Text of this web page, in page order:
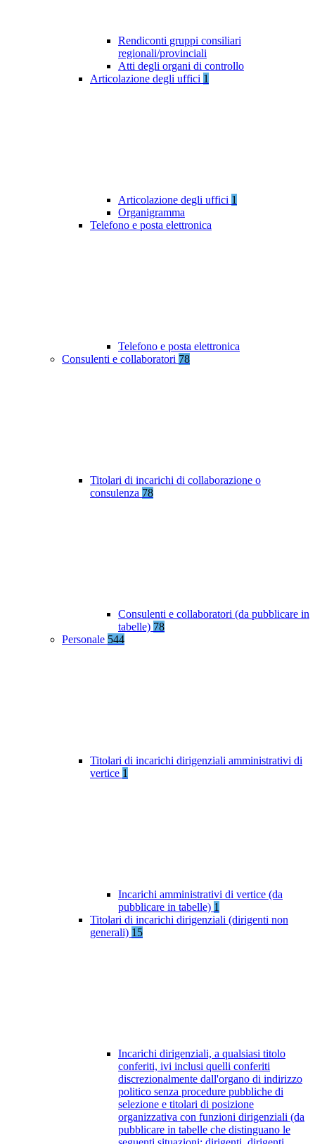
Rendiconti gruppi consiliari
regionali/provinciali
Atti degli organi di controllo
Articolazione degli uffici 1
Articolazione degli uffici 1
Organigramma
Telefono e posta elettronica
Telefono e posta elettronica
Consulenti e collaboratori 78
Titolari di incarichi di collaborazione o
consulenza 78
Consulenti e collaboratori (da pubblicare in
tabelle) 78
Personale 544
Titolari di incarichi dirigenziali amministrativi di
vertice 1
Incarichi amministrativi di vertice (da
pubblicare in tabelle) 1
Titolari di incarichi dirigenziali (dirigenti non
generali) 15
Incarichi dirigenziali, a qualsiasi titolo
conferiti, ivi inclusi quelli conferiti
discrezionalmente dall'organo di indirizzo
politico senza procedure pubbliche di
selezione e titolari di posizione
organizzativa con funzioni dirigenziali (da
pubblicare in tabelle che distinguano le